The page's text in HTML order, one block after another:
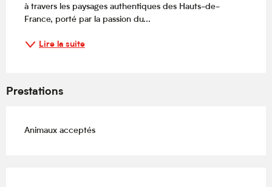
à travers les paysages authentiques des Hauts-de-
France, porté par la passion du...
Lire la suite
Prestations
Animaux acceptés